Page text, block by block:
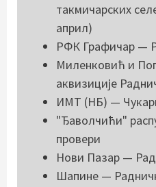
такмичарских
април)
РФК Графичар —
Миленковић и
аквизиције
ИМТ (НБ) —
"Ђаволчићи"
провери
Нови Пазар —
Шапине —